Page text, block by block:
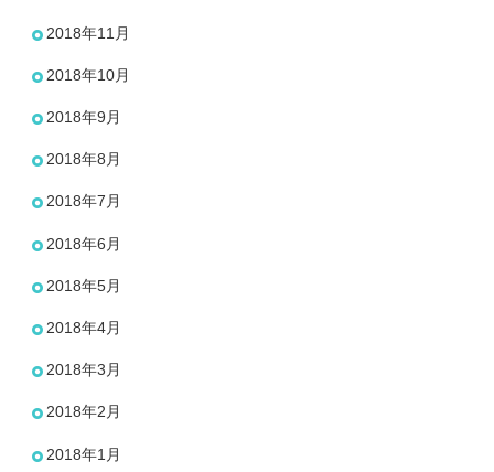
2018年11月
2018年10月
2018年9月
2018年8月
2018年7月
2018年6月
2018年5月
2018年4月
2018年3月
2018年2月
2018年1月